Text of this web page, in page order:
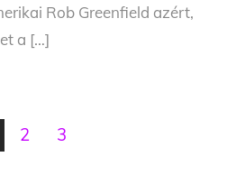
Rob Greenfield azért,
a […]
2 3